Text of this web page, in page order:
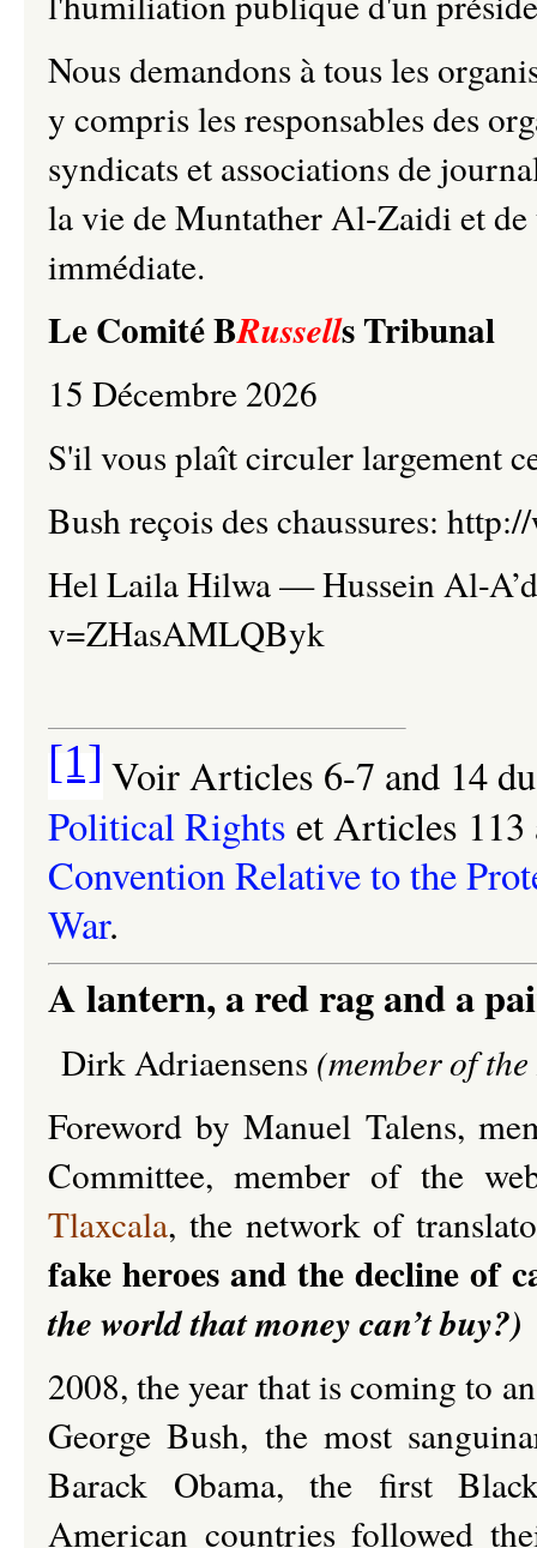
Nous demandons à tous les
y compris les responsables des
syndicats et associations de
la vie de Muntather Al-Zaidi et
immédiate.
Le Comité BRussells Tribunal
15 Décembre 2026
S'il vous plaît circuler largement
Bush reçois des chaussures:
Hel Laila Hilwa—Hussein Al-
v=ZHasAMLQByk
[1] Voir Articles 6-7 and 14
Political Rights et Articles
Convention Relative to the
War.
A lantern, a red rag and a
Dirk Adriaensens (member of the
Foreword by Manuel Talens,
Committee, member of the
Tlaxcala, the network of
fake heroes and the decline of
the world that money can’t buy?)
2008, the year that is coming to
George Bush, the most
Barack Obama, the first
American countries followed